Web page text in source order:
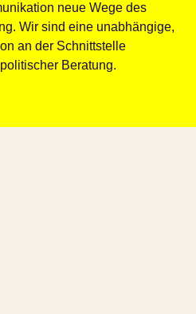
neue Wege des
Wir sind eine unabhängige,
an der Schnittstelle
Beratung.